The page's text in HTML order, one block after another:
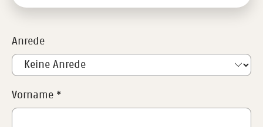
Anrede
Vorname *